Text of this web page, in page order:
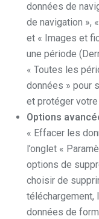
données de
de navigation »,
et « Images et
une période
« Toutes les
données » pour
et protéger
Options
« Effacer les
l’onglet «
options de
choisir de
données de